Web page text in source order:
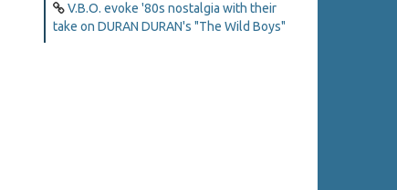
V.B.O. evoke '80s nostalgia with their
take on DURAN DURAN's "The Wild Boys"